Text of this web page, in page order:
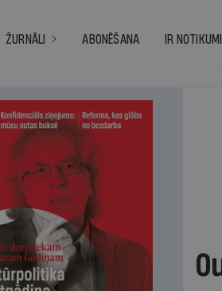
ŽURNĀLI ABONĒŠANA IR NOTIKUMI
2013